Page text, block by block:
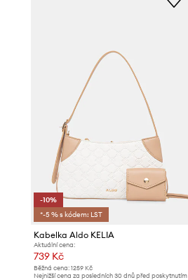
-10%
*-5 % s kódem: LST
Kabelka Aldo KELIA
Aktuální cena:
739 Kč
Běžná cena: 1259 Kč
Nejnižší cena za posledních 30 dnů před poskytnutím